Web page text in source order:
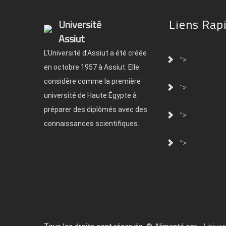
Université
Assiut
L'Université d'Assiut a été créée
en octobre 1957 à Assiut. Elle
considère comme la première
université de Haute Égypte à
préparer des diplômés avec des
connaissances scientifiques.
Liens
">
">
">
">